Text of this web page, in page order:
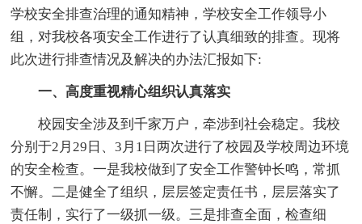
学校安全排查治理的通知精神，学校安全工作领导小
组，对我校各项安全工作进行了认真细致的排查。现将
此次进行排查情况及解决的办法汇报如下:
一、高度重视精心组织认真落实
校园安全涉及到千家万户，牵涉到社会稳定。我校
分别于2月29日、3月1日两次进行了校园及学校周边环境
的安全检查。一是我校做到了安全工作警钟长鸣，常抓
不懈。二是健全了组织，层层签定责任书，层层落实了
责任制，实行了一级抓一级。三是排查全面，检查细